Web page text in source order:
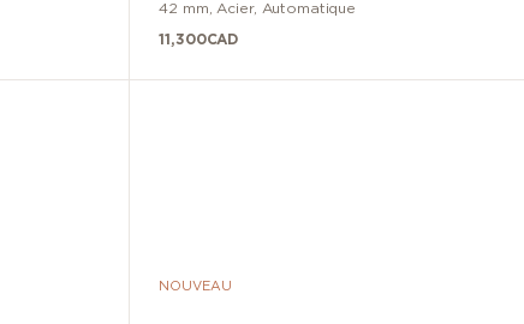
42 mm Acier, Automatique
11,300CAD
NOUVEAU